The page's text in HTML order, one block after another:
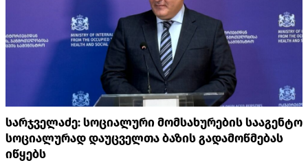
სარჯველაძე: სოციალური მომსახურების სააგენტო
სოციალურად დაუცველთა ბაზის გადამოწმებას
იწყებს